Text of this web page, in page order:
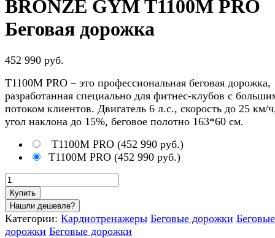
BRONZE GYM T1100M PRO
Беговая дорожка
452 990 руб.
T1100M PRO – это профессиональная беговая дорожка,
разработанная специально для фитнес-клубов с
потоком клиентов. Двигатель 6 л.с., скорость до 25 км/
угол наклона до 15%, беговое полотно 163*60 см.
T1100M PRO (452 990 руб.)
T1100M PRO (452 990 руб.)
Купить
Категории: Кардиотренажеры Беговые дорожки Беговые
дорожки Беговые дорожки